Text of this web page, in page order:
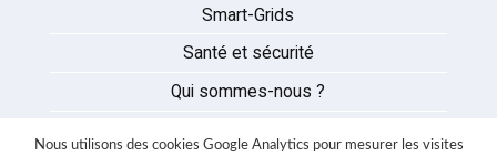
Smart-Grids
Santé et sécurité
Qui sommes-nous ?
Nous utilisons des cookies Google Analytics pour mesurer les visites